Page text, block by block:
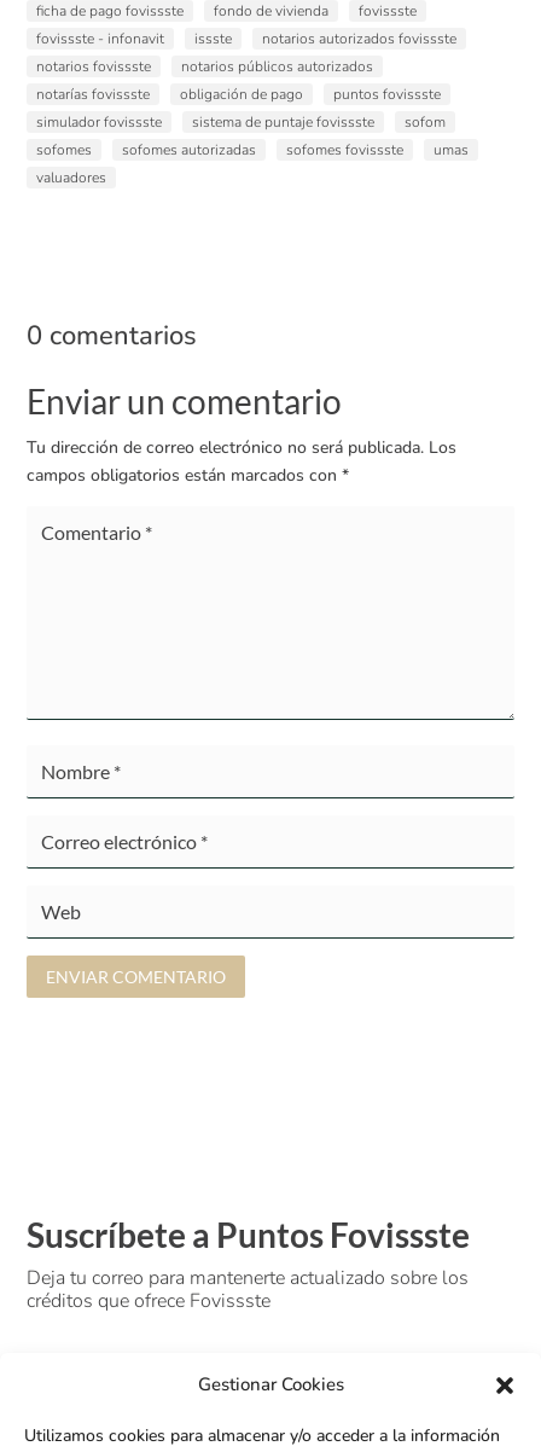
Gestionar Cookies
Utilizamos cookies para almacenar y/o acceder a la información
ficha de pago fovissste
fondo de vivienda
fovissste
fovissste - infonavit
issste
notarios autorizados fovissste
notarios fovissste
notarios públicos autorizados
notarías fovissste
obligación de pago
puntos fovissste
simulador fovissste
sistema de puntaje fovissste
sofom
sofomes
sofomes autorizadas sofomes fovissste
umas
valuadores
0 comentarios
Enviar un comentario
Tu dirección de correo electrónico no será publicada. Los
campos obligatorios están marcados con*
ENVIAR COMENTARIO
Suscríbete a Puntos Fovissste
Deja tu correo para mantenerte actualizado sobre los
créditos que ofrece Fovissste